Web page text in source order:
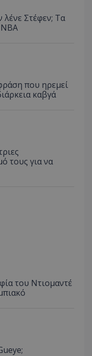
λένε Στέφεν; Τα
που ηρεμεί
καβγά
τους για να
του Ντιομαντέ